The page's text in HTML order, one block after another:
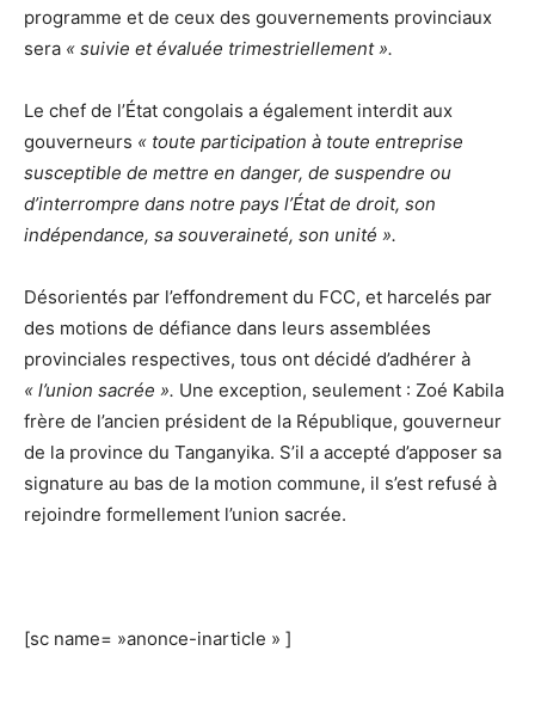
programme et de ceux des gouvernements provinciaux
sera « suivie et évaluée trimestriellement ».
Le chef de l’État congolais a également interdit aux
gouverneurs « toute participation à toute entreprise
susceptible de mettre en danger, de suspendre ou
d’interrompre dans notre pays l’État de droit, son
indépendance, sa souveraineté, son unité ».
Désorientés par l’effondrement du FCC, et harcelés par
des motions de défiance dans leurs assemblées
provinciales respectives, tous ont décidé d’adhérer à
« l’union sacrée ». Une exception, seulement : Zoé Kabila
frère de l’ancien président de la République, gouverneur
de la province du Tanganyika. S’il a accepté d’apposer sa
signature au bas de la motion commune, il s’est refusé à
rejoindre formellement l’union sacrée.
[sc name= »anonce-inarticle » ]